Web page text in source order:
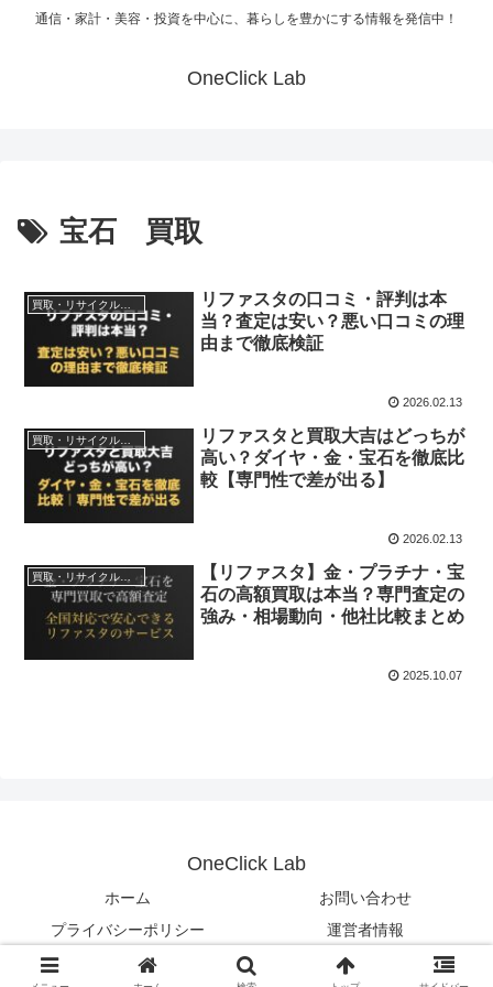
通信・家計・美容・投資を中心に、暮らしを豊かにする情報を発信中！
OneClick Lab
宝石 買取
買取・リサイクルサービス
リファスタの口コミ・評判は本
当？査定は安い？悪い口コミの理
由まで徹底検証
2026.02.13
買取・リサイクルサービス
リファスタと買取大吉はどっちが
高い？ダイヤ・金・宝石を徹底比
較【専門性で差が出る】
2026.02.13
買取・リサイクルサービス
【リファスタ】金・プラチナ・宝
石の高額買取は本当？専門査定の
強み・相場動向・他社比較まとめ
2025.10.07
OneClick Lab
ホーム
お問い合わせ
プライバシーポリシー
運営者情報
© 2025 OneClick Lab.